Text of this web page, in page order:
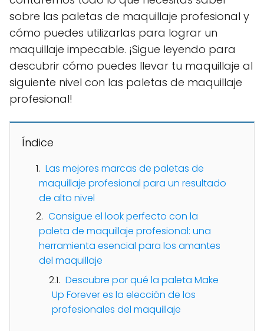
sobre las paletas de maquillaje profesional y
cómo puedes utilizarlas para lograr un
maquillaje impecable. ¡Sigue leyendo para
descubrir cómo puedes llevar tu maquillaje al
siguiente nivel con las paletas de maquillaje
profesional!
Índice
Las mejores marcas de paletas de
maquillaje profesional para un resultado
de alto nivel
Consigue el look perfecto con la
paleta de maquillaje profesional: una
herramienta esencial para los amantes
del maquillaje
Descubre por qué la paleta Make
Up Forever es la elección de los
profesionales del maquillaje